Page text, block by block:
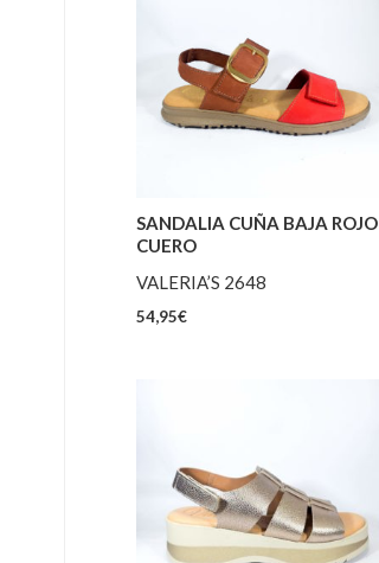
SANDALIA CUÑA BAJA ROJO
CUERO
VALERIA’S 2648
54,95€